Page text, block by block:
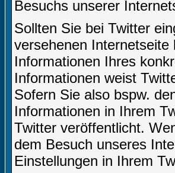
Besuchs unserer
Sollten Sie bei Twitter
versehenen
Informationen Ihres
Informationen weist
Sofern Sie also bspw.
Informationen in Ihrem
Twitter veröffentlicht.
dem Besuch unseres
Einstellungen in Ihrem